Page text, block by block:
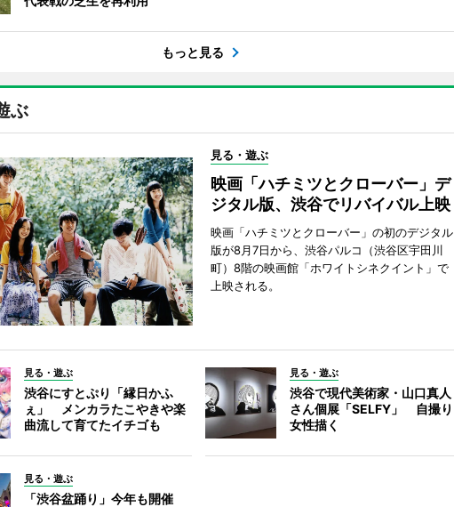
もっと見る
ぶ
見る・遊ぶ
映画「ハチミツとクローバー」デ
ジタル版、渋谷でリバイバル上映
映画「ハチミツとクローバー」の初のデジタル
版が8月7日から、渋谷パルコ（渋谷区宇田川
町）8階の映画館「ホワイトシネクイント」で
上映される。
見る・遊ぶ
渋谷にすとぷり「縁日かふ
ぇ」 メンカラたこやきや楽
曲流して育てたイチゴも
見る・遊ぶ
渋谷で現代美術家・山口真人
さん個展「SELFY」 自撮り
女性描く
見る・遊ぶ
「渋谷盆踊り」今年も開催